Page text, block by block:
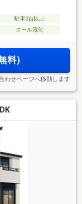
駐車2台以上
オール電化
料)
わせページへ移動します